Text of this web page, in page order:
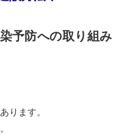
予防への取り組み
ります。